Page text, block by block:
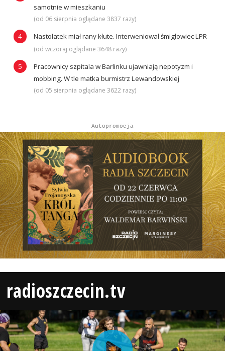
samotnie w mieszkaniu
(od 06 sierpnia oglądane 3837 razy)
Nastolatek miał rany kłute. Interweniował śmigłowiec LPR
(od wczoraj oglądane 3648 razy)
Pracownicy szpitala w Barlinku ujawniają nepotyzm i
mobbing. W tle matka burmistrz Lewandowskiej
(od 05 sierpnia oglądane 3622 razy)
Autopromocja
radioszczecin.tv